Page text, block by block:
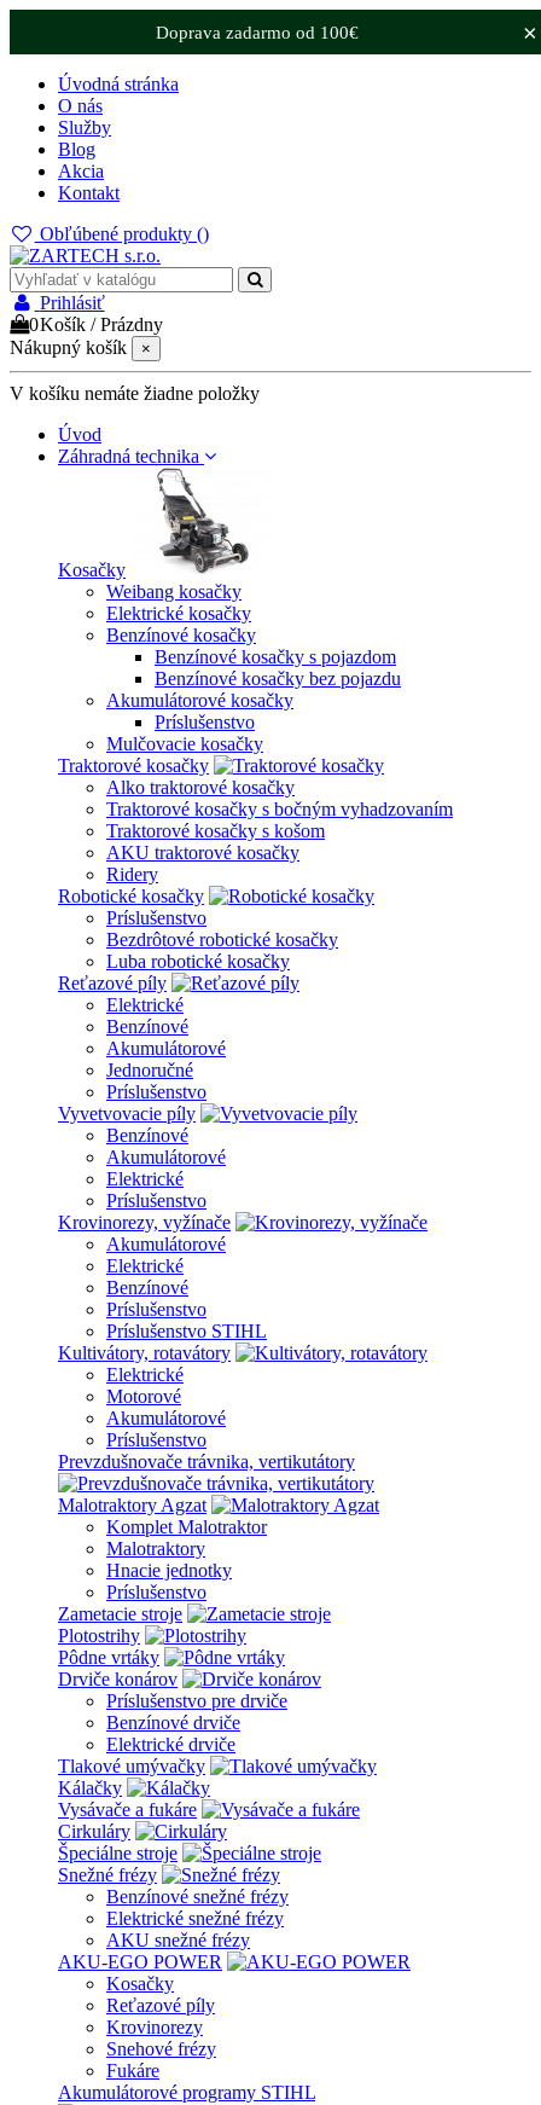
×
Doprava zadarmo od 100€
Úvodná stránka
O nás
Služby
Blog
Akcia
Kontakt
Obľúbené produkty ()
Prihlásiť
0Košík /Prázdny
Nákupný košík
×
V košíku nemáte žiadne položky
Úvod
Záhradná technika
Kosačky
Weibang kosačky
Elektrické kosačky
Benzínové kosačky
Benzínové kosačky s pojazdom
Benzínové kosačky bez pojazdu
Akumulátorové kosačky
Príslušenstvo
Mulčovacie kosačky
Traktorové kosačky
Alko traktorové kosačky
Traktorové kosačky s bočným vyhadzovaním
Traktorové kosačky s košom
AKU traktorové kosačky
Ridery
Robotické kosačky
Príslušenstvo
Bezdrôtové robotické kosačky
Luba robotické kosačky
Reťazové píly
Elektrické
Benzínové
Akumulátorové
Jednoručné
Príslušenstvo
Vyvetvovacie píly
Benzínové
Akumulátorové
Elektrické
Príslušenstvo
Krovinorezy, vyžínače
Akumulátorové
Elektrické
Benzínové
Príslušenstvo
Príslušenstvo STIHL
Kultivátory, rotavátory
Elektrické
Motorové
Akumulátorové
Príslušenstvo
Prevzdušnovače trávnika, vertikutátory
Malotraktory Agzat
Komplet Malotraktor
Malotraktory
Hnacie jednotky
Príslušenstvo
Zametacie stroje
Plotostrihy
Pôdne vrtáky
Drviče konárov
Príslušenstvo pre drviče
Benzínové drviče
Elektrické drviče
Tlakové umývačky
Kálačky
Vysávače a fukáre
Cirkuláry
Špeciálne stroje
Snežné frézy
Benzínové snežné frézy
Elektrické snežné frézy
AKU snežné frézy
AKU-EGO POWER
Kosačky
Reťazové píly
Krovinorezy
Snehové frézy
Fukáre
Akumulátorové programy STIHL